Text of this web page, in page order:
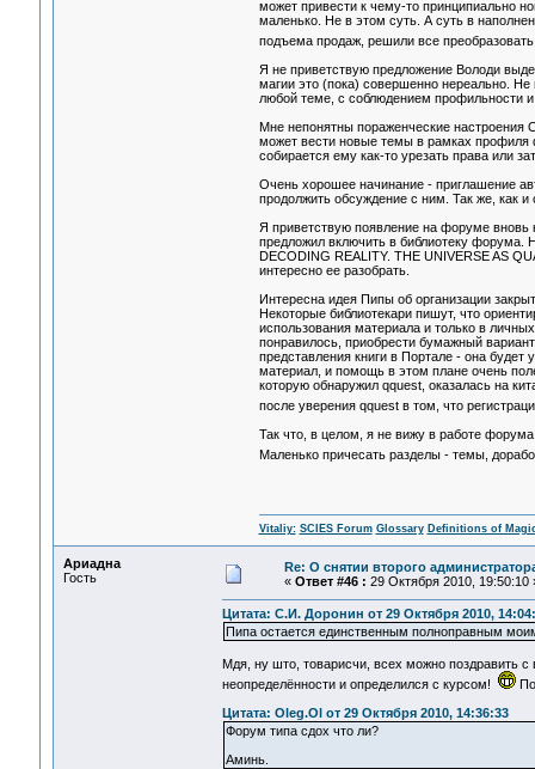
может привести к чему-то принципиально
маленько. Не в этом суть. А суть в
подъема продаж, решили все
Я не приветствую предложение Володи
магии это (пока) совершенно нереально.
любой теме, с соблюдением профильности
Мне непонятны пораженческие настроения
может вести новые темы в рамках профиля
собирается ему как-то урезать права или
Очень хорошее начинание - приглашение
продолжить обсуждение с ним. Так же, как
Я приветствую появление на форуме вновь
предложил включить в библиотеку форума.
DECODING REALITY. THE UNIVERSE AS
интересно ее разобрать.
Интересна идея Пипы об организации
Некоторые библиотекари пишут, что
использования материала и только в
понравилось, приобрести бумажный
представления книги в Портале - она
материал, и помощь в этом плане очень
которую обнаружил qquest, оказалась на
после уверения qquest в том, что
Так что, в целом, я не вижу в работе
Маленько причесать разделы - темы,
Vitaliy: SCIES Forum Glossary Definitions of
Ариадна
Гость
Re: О снятии второго
« Ответ #46 : 29 Октября 2010, 19:50:10
Цитата: С.И. Доронин от 29 Октября 2010,
Пипа остается единственным полноправным
Мдя, ну што, товарисчи, всех можно поздравить
неопределённости и определился с курсом!
Цитата: Oleg.Ol от 29 Октября 2010, 14:36:33
Форум типа сдох что ли?
Аминь.